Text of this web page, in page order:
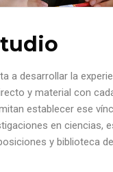
a desarrollar la
y material con
establecer ese
en ciencias,
y biblioteca